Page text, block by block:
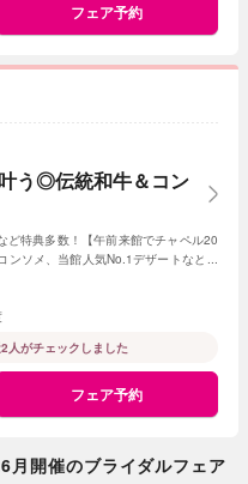
フェア予約
う◎伝統和牛＆コン
特典多数！【午前来館でチャペル20
ソメ、当館人気No.1デザートなど贅
人がチェックしました
フェア予約
開催のブライダルフェア